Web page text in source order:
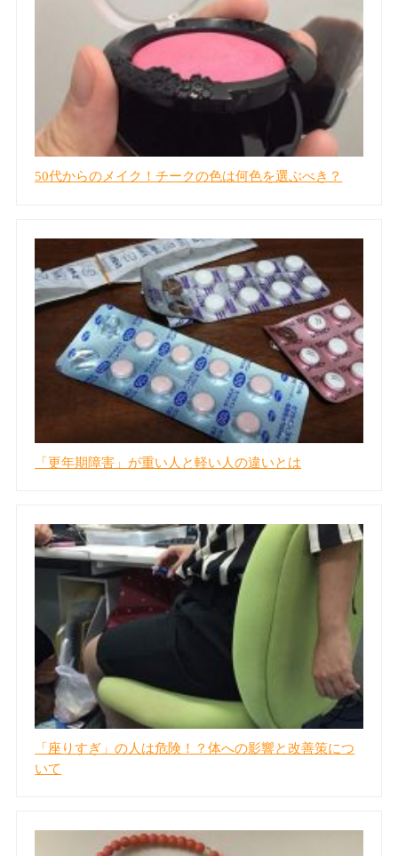
50代からのメイク！チークの色は何色を選ぶべき？
「更年期障害」が重い人と軽い人の違いとは
「座りすぎ」の人は危険！？体への影響と改善策につ
いて